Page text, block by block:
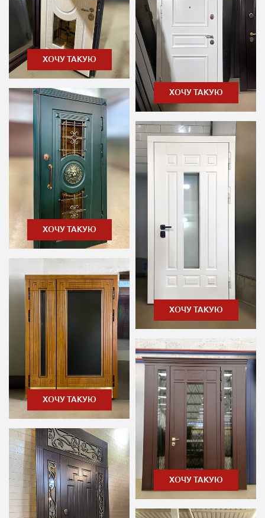
ХОЧУ ТАКУЮ
ХОЧУ ТАКУЮ
ХОЧУ ТАКУЮ
ХОЧУ ТАКУЮ
ХОЧУ ТАКУЮ
ХОЧУ ТАКУЮ